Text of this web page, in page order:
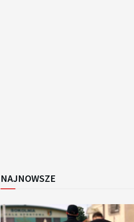
NAJNOWSZE